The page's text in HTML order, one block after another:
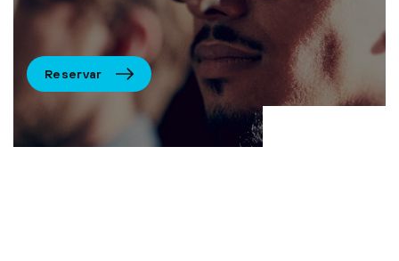
Reservar